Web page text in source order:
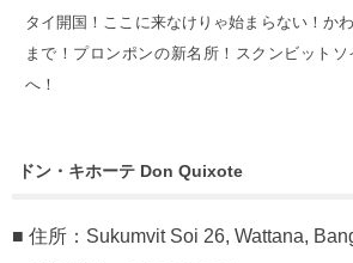
タイ開国！ここに来なけりゃ始まらない！か
まで！プロンポンの新名所！スクンビット
へ！
ドン・キホーテ Don Quixote
■ 住所：Sukumvit Soi 26, Wattana,